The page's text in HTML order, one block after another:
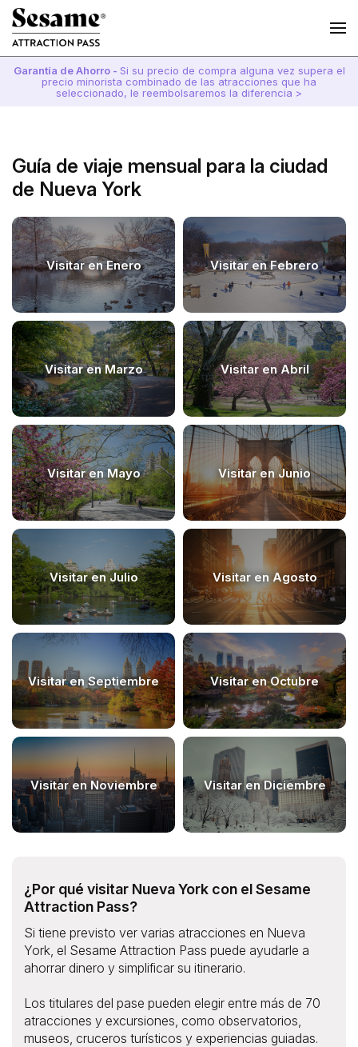
Garantía de Ahorro - Si su precio de compra alguna vez supera el
precio minorista combinado de las atracciones que ha
seleccionado, le reembolsaremos la diferencia >
Guía de viaje mensual para la ciudad
de Nueva York
Visitar en Enero Visitar en Febrero
Visitar en Marzo Visitar en Abril
Visitar en Mayo Visitar en Junio
Visitar en Julio Visitar en Agosto
Visitar en Septiembre Visitar en Octubre
Visitar en Noviembre Visitar en Diciembre
¿Por qué visitar Nueva York con el Sesame
Attraction Pass?
Si tiene previsto ver varias atracciones en Nueva
York, el Sesame Attraction Pass puede ayudarle a
ahorrar dinero y simplificar su itinerario.
Los titulares del pase pueden elegir entre más de 70
atracciones y excursiones, como observatorios,
museos, cruceros turísticos y experiencias guiadas.